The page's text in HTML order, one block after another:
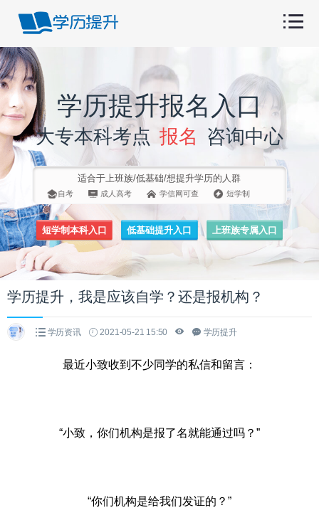
学历提升报名入口
大专本科考点 报名 咨询中心
适合于上班族/低基础/想提升学历的人群
自考 成人高考 学信网可查 短学制
短学制本科入口 低基础提升入口 上班族专属入口
学历提升，我是应该自学？还是报机构？
学历资讯 2021-05-21 15:50 学历提升
最近小致收到不少同学的私信和留言：
“小致，你们机构是报了名就能通过吗？”
“你们机构是给我们发证的？”